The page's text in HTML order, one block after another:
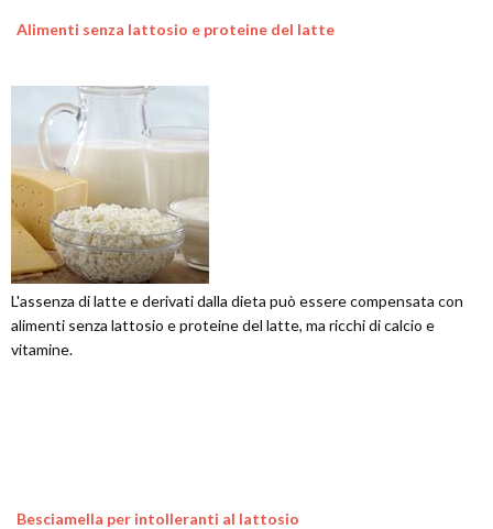
Alimenti senza lattosio e proteine del latte
L'assenza di latte e derivati dalla dieta può essere compensata con
alimenti senza lattosio e proteine del latte, ma ricchi di calcio e
vitamine.
Besciamella per intolleranti al lattosio